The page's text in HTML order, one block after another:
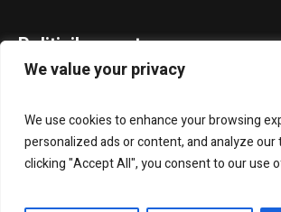
We value your privacy
We use cookies to enhance your browsing
personalized ads or content, and analyze our
clicking "Accept All", you consent to our use
Politicile noastre
GDPR